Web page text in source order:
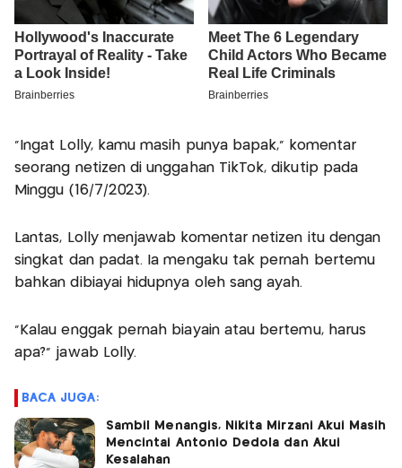
"Ingat Lolly, kamu masih punya bapak," komentar
seorang netizen di unggahan TikTok, dikutip pada
Minggu (16/7/2023).
Lantas, Lolly menjawab komentar netizen itu dengan
singkat dan padat. Ia mengaku tak pernah bertemu
bahkan dibiayai hidupnya oleh sang ayah.
"Kalau enggak pernah biayain atau bertemu, harus
apa?" jawab Lolly.
BACA JUGA:
Sambil Menangis, Nikita Mirzani Akui Masih
Mencintai Antonio Dedola dan Akui
Kesalahan